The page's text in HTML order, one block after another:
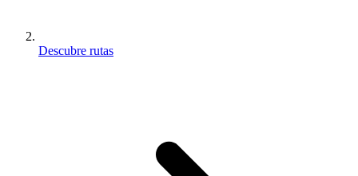
Descubre rutas